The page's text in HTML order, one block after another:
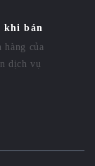
khi bán
hàng của
dịch vụ